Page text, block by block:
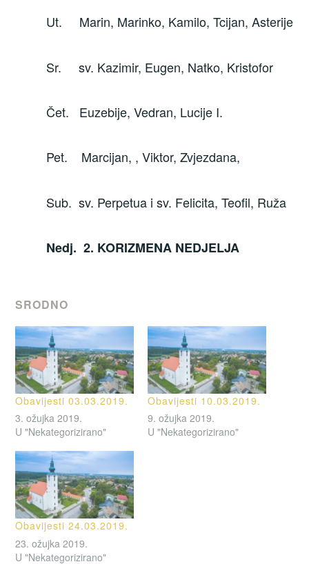
Ut. Marin, Marinko, Kamilo, Tcijan, Asterije
Sr. sv. Kazimir, Eugen, Natko, Kristofor
Čet. Euzebije, Vedran, Lucije I.
Pet. Marcijan, , Viktor, Zvjezdana,
Sub. sv. Perpetua i sv. Felicita, Teofil, Ruža
Nedj. 2. KORIZMENA NEDJELJA
SRODNO
Obavijesti 03.03.2019.
3. ožujka 2019.
U "Nekategorizirano"
Obavijesti 10.03.2019.
9. ožujka 2019.
U "Nekategorizirano"
Obavijesti 24.03.2019.
23. ožujka 2019.
U "Nekategorizirano"